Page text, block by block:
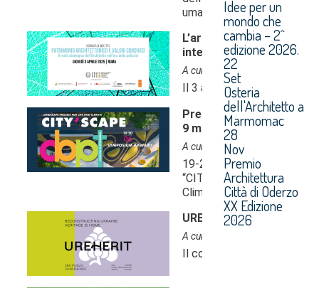
Idee per un
mondo che
cambia – 2^
edizione 2026.
22
Set
Osteria
dell'Architetto a
Marmomac
28
Nov
Premio
Architettura
Città di Oderzo
XX Edizione
2026